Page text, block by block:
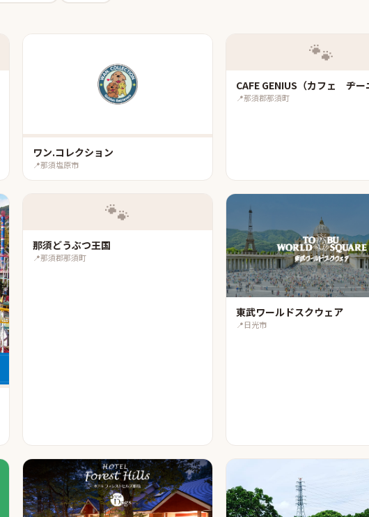
ワン.コレクション
📍那須塩原市
🐾
CAFE GENIUS（カフェ ヂー
📍那須郡那須町
🐾
那須どうぶつ王国
📍那須郡那須町
東武ワールドスクウェア
📍日光市